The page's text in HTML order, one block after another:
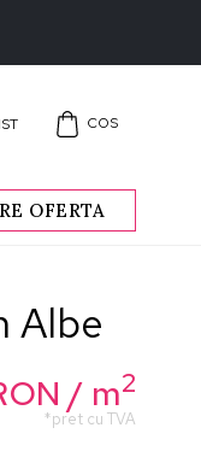
COS
OFERTA
Albe
/ m2
*pret cu TVA